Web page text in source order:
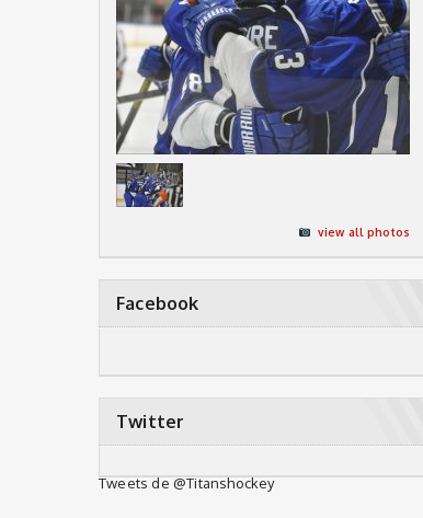
view all photos
Facebook
Twitter
Tweets de @Titanshockey